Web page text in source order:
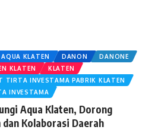
AQUA KLATEN DANON
DANONE
KLATEN
KLATEN
TIRTA INVESTAMA PABRIK KLATEN
INVESTAMA
Aqua Klaten, Dorong
Kolaborasi Daerah